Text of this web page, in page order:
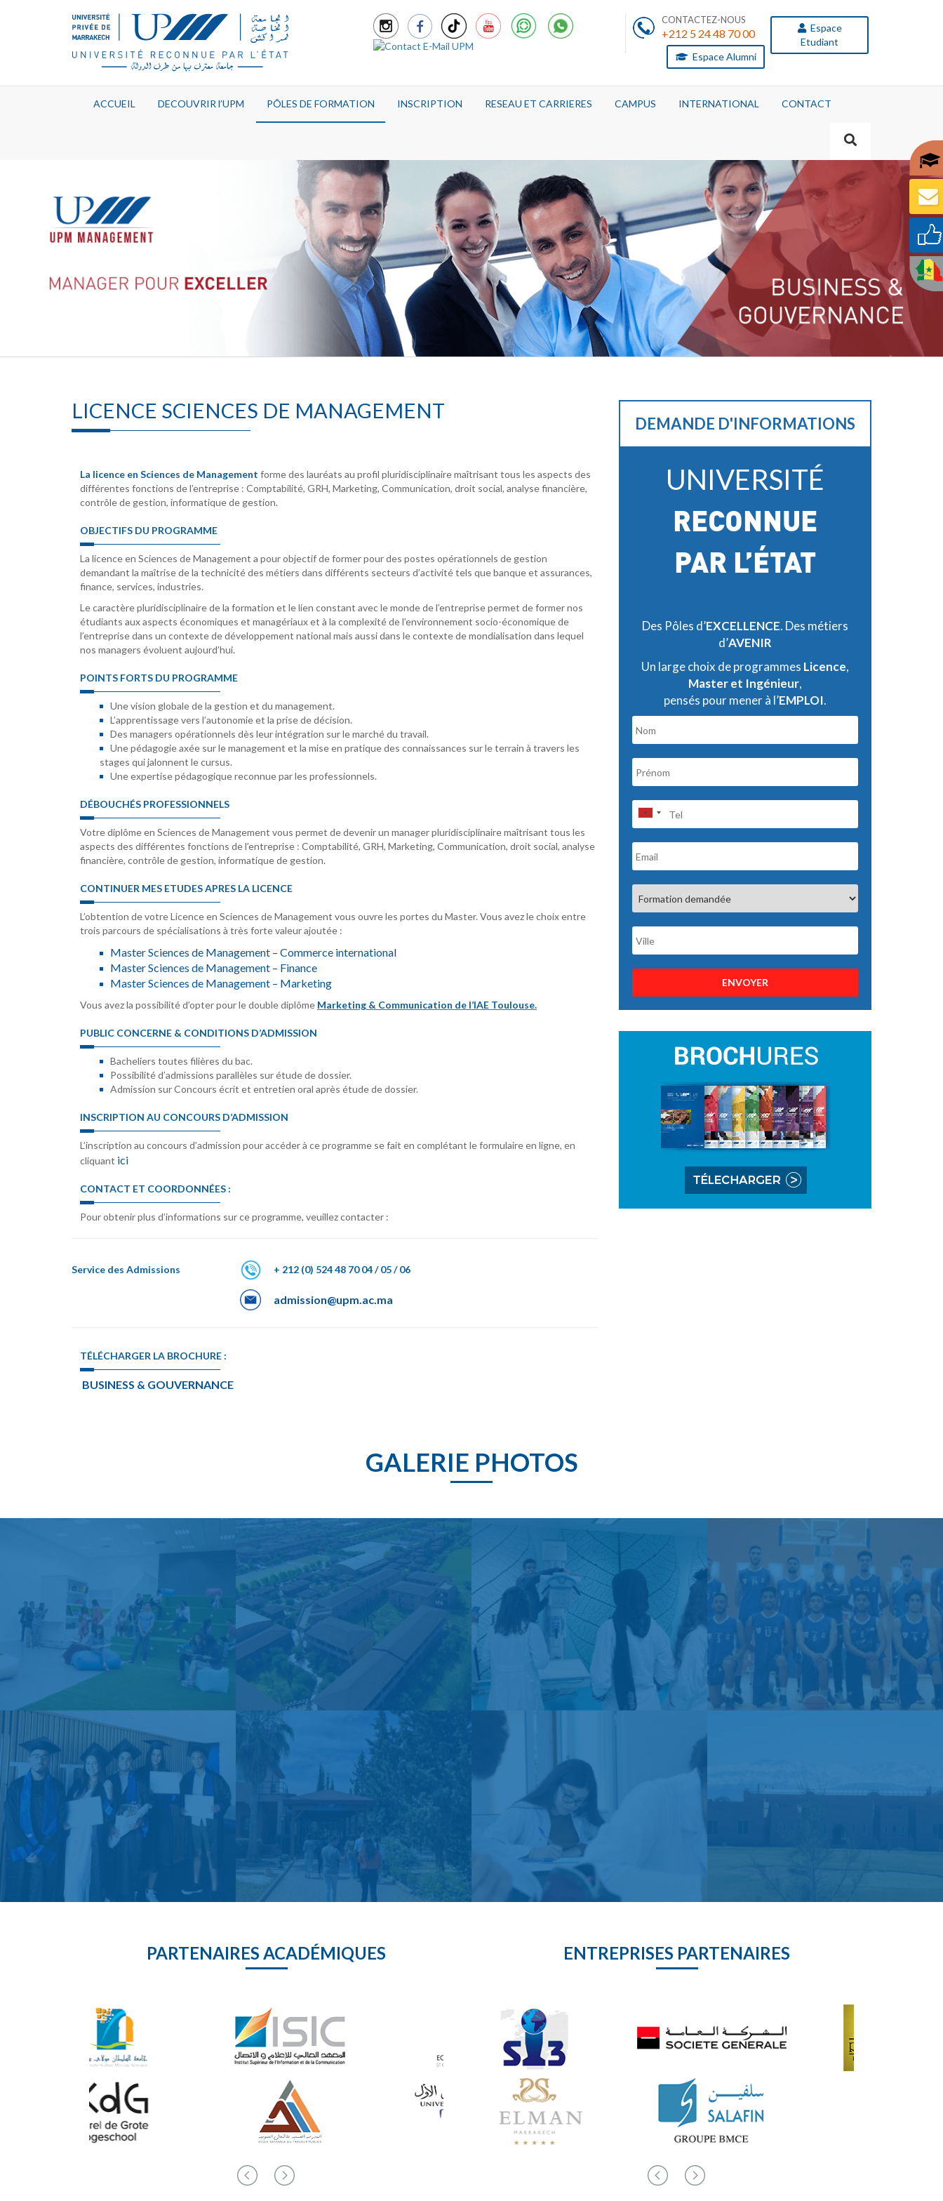
CONTACTEZ-NOUS
+212 5 24 48 70 00
Espace
Etudiant
Espace Alumni
ACCUEIL DECOUVRIR l’UPM PÔLES DE FORMATION INSCRIPTION RESEAU ET CARRIERES CAMPUS INTERNATIONAL CONTACT
LICENCE SCIENCES DE MANAGEMENT
La licence en Sciences de Management forme des lauréats au profil pluridisciplinaire maîtrisant tous les aspects des
différentes fonctions de l’entreprise : Comptabilité, GRH, Marketing, Communication, droit social, analyse financière,
contrôle de gestion, informatique de gestion.
OBJECTIFS DU PROGRAMME
La licence en Sciences de Management a pour objectif de former pour des postes opérationnels de gestion
demandant la maîtrise de la technicité des métiers dans différents secteurs d’activité tels que banque et assurances,
finance, services, industries.
Le caractère pluridisciplinaire de la formation et le lien constant avec le monde de l’entreprise permet de former nos
étudiants aux aspects économiques et managériaux et à la complexité de l’environnement socio-économique de
l’entreprise dans un contexte de développement national mais aussi dans le contexte de mondialisation dans lequel
nos managers évoluent aujourd’hui.
POINTS FORTS DU PROGRAMME
Une vision globale de la gestion et du management.
L’apprentissage vers l’autonomie et la prise de décision.
Des managers opérationnels dès leur intégration sur le marché du travail.
Une pédagogie axée sur le management et la mise en pratique des connaissances sur le terrain à travers les
stages qui jalonnent le cursus.
Une expertise pédagogique reconnue par les professionnels.
DÉBOUCHÉS PROFESSIONNELS
Votre diplôme en Sciences de Management vous permet de devenir un manager pluridisciplinaire maîtrisant tous les
aspects des différentes fonctions de l’entreprise : Comptabilité, GRH, Marketing, Communication, droit social, analyse
financière, contrôle de gestion, informatique de gestion.
CONTINUER MES ETUDES APRES LA LICENCE
L’obtention de votre Licence en Sciences de Management vous ouvre les portes du Master. Vous avez le choix entre
trois parcours de spécialisations à très forte valeur ajoutée :
Master Sciences de Management – Commerce international
Master Sciences de Management – Finance
Master Sciences de Management – Marketing
Vous avez la possibilité d’opter pour le double diplôme Marketing & Communication de l’IAE Toulouse.
PUBLIC CONCERNE & CONDITIONS D’ADMISSION
Bacheliers toutes filières du bac.
Possibilité d’admissions parallèles sur étude de dossier.
Admission sur Concours écrit et entretien oral après étude de dossier.
INSCRIPTION AU CONCOURS D’ADMISSION
L’inscription au concours d’admission pour accéder à ce programme se fait en complétant le formulaire en ligne, en
cliquant ici
CONTACT ET COORDONNÉES :
Pour obtenir plus d’informations sur ce programme, veuillez contacter :
Service des Admissions + 212 (0) 524 48 70 04 / 05 / 06
admission@upm.ac.ma
TÉLÉCHARGER LA BROCHURE :
BUSINESS & GOUVERNANCE
DEMANDE D'INFORMATIONS
UNIVERSITÉ
RECONNUE
PAR L’ÉTAT
Des Pôles d’EXCELLENCE. Des métiers
d’AVENIR
Un large choix de programmes Licence,
Master et Ingénieur,
pensés pour mener à l’EMPLOI.
ENVOYER
GALERIE PHOTOS
PARTENAIRES ACADÉMIQUES ENTREPRISES PARTENAIRES